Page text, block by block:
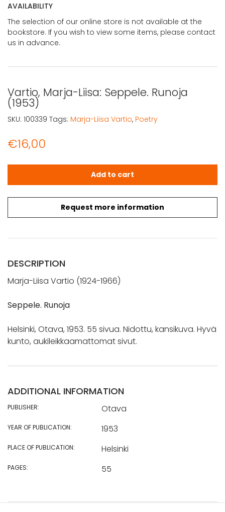
AVAILABILITY
The selection of our online store is not available at the
bookstore. If you wish to view some items, please contact
us in advance.
Vartio, Marja-Liisa: Seppele. Runoja
(1953)
€16,00
Request more information
Vartio, Marja-Liisa: Seppele. Runoja (1953) quantity
Add to cart
SKU: 100339 Tags: Marja-Liisa Vartio, Poetry
DESCRIPTION
Marja-Liisa Vartio (1924-1966)
Seppele. Runoja
Helsinki, Otava, 1953. 55 sivua. Nidottu, kansikuva. Hyvä
kunto, aukileikkaamattomat sivut.
ADDITIONAL INFORMATION
PUBLISHER: Otava
YEAR OF PUBLICATION: 1953
PLACE OF PUBLICATION: Helsinki
PAGES: 55